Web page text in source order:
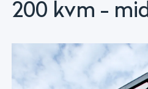
200 kvm -